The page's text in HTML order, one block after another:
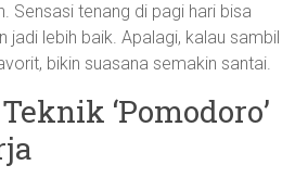
Sensasi tenang di pagi hari bisa
jadi lebih baik. Apalagi, kalau sambil
bikin suasana semakin santai.
‘Pomodoro’